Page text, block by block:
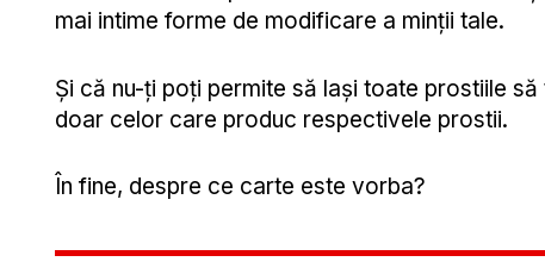
mai intime forme de modificare a minții tale.
Și că nu-ți poți permite să lași toate prostiile
doar celor care produc respectivele prostii.
În fine, despre ce carte este vorba?